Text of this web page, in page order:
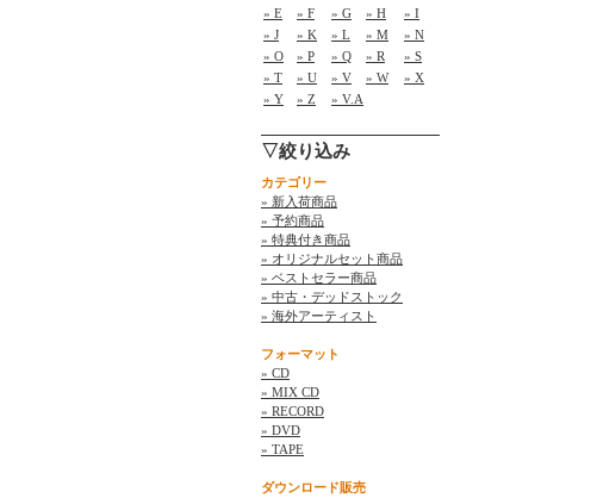
» E
» F » G » H
» I
» J
» K » L » M
» N
» O
» P » Q » R
» S
» T
» U » V » W
» X
» Y
» Z » V.A
▽絞り込み
カテゴリー
» 新入荷商品
» 予約商品
» 特典付き商品
» オリジナルセット商品
» ベストセラー商品
» 中古・デッドストック
» 海外アーティスト
フォーマット
» CD
» MIX CD
» RECORD
» DVD
» TAPE
ダウンロード販売